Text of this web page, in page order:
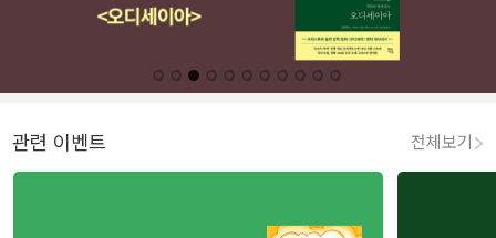
관련 이벤트 전체보기